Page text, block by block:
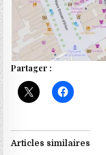
Partager :
Articles similaires